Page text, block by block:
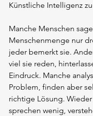
Künstliche Intelligenz
Manche Menschen
Menschenmenge nur
jeder bemerkt sie.
viel sie reden,
Eindruck. Manche
Problem, finden aber
richtige Lösung.
sprechen wenig,